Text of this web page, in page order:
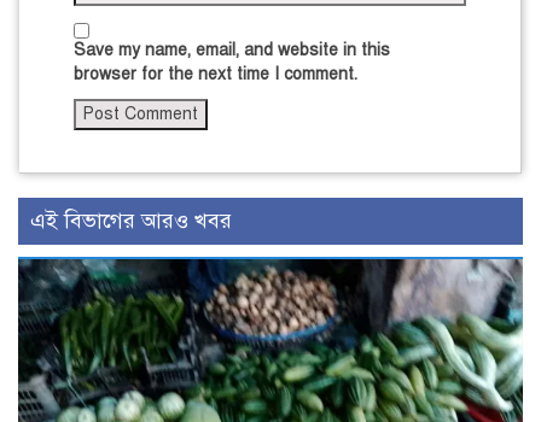
Save my name, email, and website in this
browser for the next time I comment.
এই বিভাগের আরও খবর